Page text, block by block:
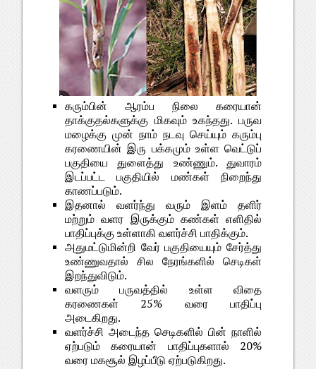
கரும்பின் ஆரம்ப நிலை கரையான்
தாக்குதல்களுக்கு மிகவும் உகந்தது. பருவ
மழைக்கு முன் நாம் நடவு செய்யும் கரும்பு
கரணையின் இரு பக்கமும் உள்ள வெட்டுப்
பகுதியை துளைத்து உண்ணும். துவாரம்
இடப்பட்ட பகுதியில் மண்கள் நிறைந்து
காணப்படும்.
இதனால் வளர்ந்து வரும் இளம் தளிர்
மற்றும் வளர இருக்கும் கண்கள் எளிதில்
பாதிப்புக்கு உள்ளாகி வளர்ச்சி பாதிக்கும்.
அதுமட்டுமின்றி வேர் பகுதியையும் சேர்த்து
உண்ணுவதால் சில நேரங்களில் செடிகள்
இறந்துவிடும்.
வளரும் பருவத்தில் உள்ள விதை
கரணைகள் 25% வரை பாதிப்பு
அடைகிறது.
வளர்ச்சி அடைந்த செடிகளில் பின் நாளில்
ஏற்படும் கரையான் பாதிப்புகளால் 20%
வரை மகசூல் இழப்பீடு ஏற்படுகிறது.